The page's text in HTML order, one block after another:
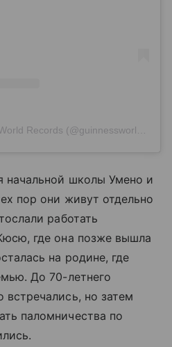
начальной школы Умено и
пор они живут отдельно
работать
где она позже вышла
на родине, где
До 70-летнего
встречались, но затем
паломничества по